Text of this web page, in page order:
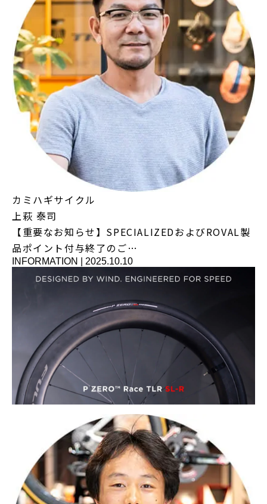
カミハギサイクル
上萩 泰司
【重要なお知らせ】SPECIALIZEDおよびROVAL製
品ポイント付与終了のご…
INFORMATION 2025.10.10